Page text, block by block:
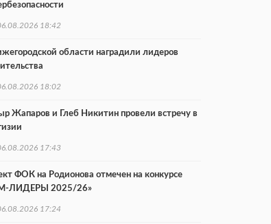
18:42
области наградили лидеров
18:02
Жапаров и Глеб Никитин провели встречу в
17:43
ФОК на Родионова отмечен на конкурсе
ЛИДЕРЫ 2025/26»
17:24